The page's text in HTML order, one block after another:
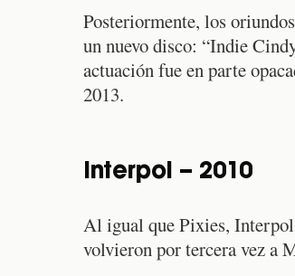
Posteriormente, los
un nuevo disco: “Indie
actuación fue en parte
2013.
Interpol – 2010
Al igual que Pixies, Interpol
volvieron por tercera vez a